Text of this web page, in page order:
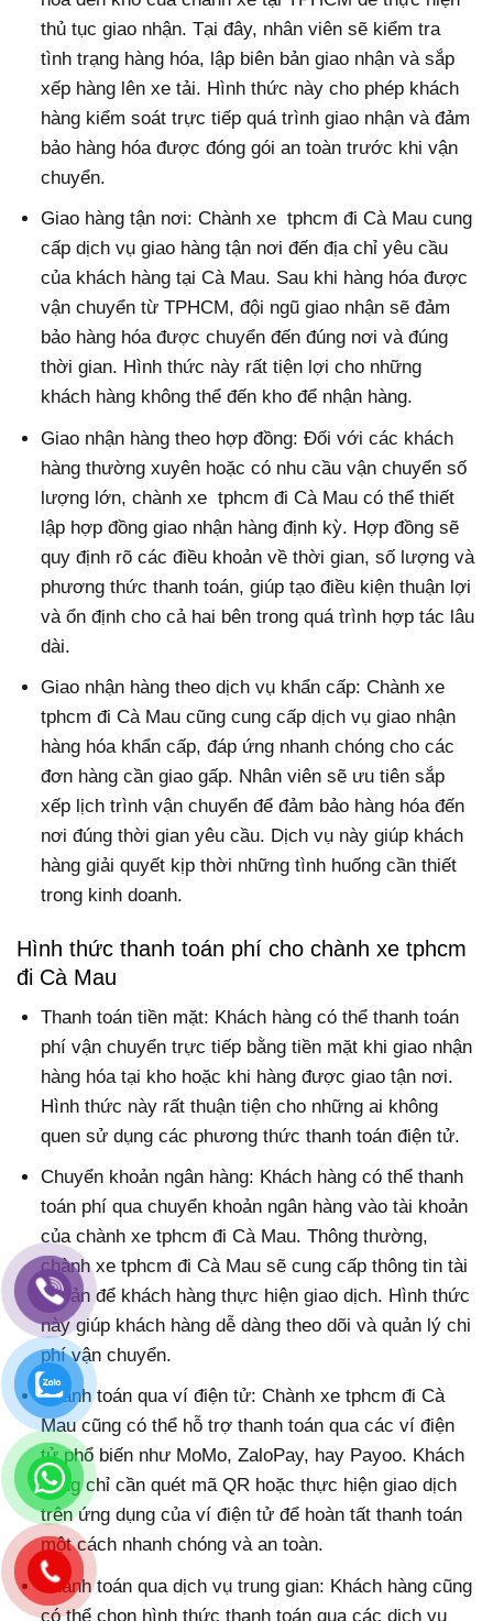
thủ tục giao nhận. Tại đây, nhân viên sẽ kiểm tra
tình trạng hàng hóa, lập biên bản giao nhận và sắp
xếp hàng lên xe tải. Hình thức này cho phép khách
hàng kiểm soát trực tiếp quá trình giao nhận và đảm
bảo hàng hóa được đóng gói an toàn trước khi vận
chuyển.
Giao hàng tận nơi: Chành xe tphcm đi Cà Mau cung
cấp dịch vụ giao hàng tận nơi đến địa chỉ yêu cầu
của khách hàng tại Cà Mau. Sau khi hàng hóa được
vận chuyển từ TPHCM, đội ngũ giao nhận sẽ đảm
bảo hàng hóa được chuyển đến đúng nơi và đúng
thời gian. Hình thức này rất tiện lợi cho những
khách hàng không thể đến kho để nhận hàng.
Giao nhận hàng theo hợp đồng: Đối với các khách
hàng thường xuyên hoặc có nhu cầu vận chuyển số
lượng lớn, chành xe tphcm đi Cà Mau có thể thiết
lập hợp đồng giao nhận hàng định kỳ. Hợp đồng sẽ
quy định rõ các điều khoản về thời gian, số lượng và
phương thức thanh toán, giúp tạo điều kiện thuận lợi
và ổn định cho cả hai bên trong quá trình hợp tác lâu
dài.
Giao nhận hàng theo dịch vụ khẩn cấp: Chành xe
tphcm đi Cà Mau cũng cung cấp dịch vụ giao nhận
hàng hóa khẩn cấp, đáp ứng nhanh chóng cho các
đơn hàng cần giao gấp. Nhân viên sẽ ưu tiên sắp
xếp lịch trình vận chuyển để đảm bảo hàng hóa đến
nơi đúng thời gian yêu cầu. Dịch vụ này giúp khách
hàng giải quyết kịp thời những tình huống cần thiết
trong kinh doanh.
Hình thức thanh toán phí cho chành xe tphcm
đi Cà Mau
Thanh toán tiền mặt: Khách hàng có thể thanh toán
phí vận chuyển trực tiếp bằng tiền mặt khi giao nhận
hàng hóa tại kho hoặc khi hàng được giao tận nơi.
Hình thức này rất thuận tiện cho những ai không
quen sử dụng các phương thức thanh toán điện tử.
Chuyển khoản ngân hàng: Khách hàng có thể thanh
toán phí qua chuyển khoản ngân hàng vào tài khoản
của chành xe tphcm đi Cà Mau. Thông thường,
chành xe tphcm đi Cà Mau sẽ cung cấp thông tin tài
khoản để khách hàng thực hiện giao dịch. Hình thức
này giúp khách hàng dễ dàng theo dõi và quản lý chi
phí vận chuyển.
Thanh toán qua ví điện tử: Chành xe tphcm đi Cà
Mau cũng có thể hỗ trợ thanh toán qua các ví điện
tử phổ biến như MoMo, ZaloPay, hay Payoo. Khách
hàng chỉ cần quét mã QR hoặc thực hiện giao dịch
trên ứng dụng của ví điện tử để hoàn tất thanh toán
một cách nhanh chóng và an toàn.
Thanh toán qua dịch vụ trung gian: Khách hàng cũng
có thể chọn hình thức thanh toán qua các dịch vụ